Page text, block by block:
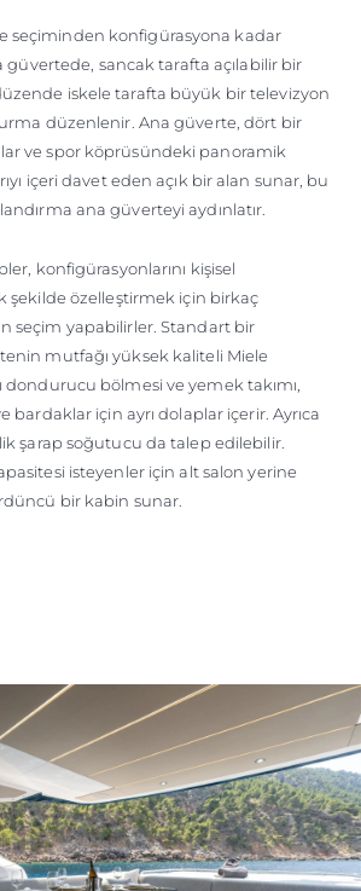
seçiminden konfigürasyona kadar
güvertede, sancak tarafta açılabilir bir
iskele tarafta büyük bir televizyon
düzenlenir. Ana güverte, dört bir
ve spor köprüsündeki panoramik
içeri davet eden açık bir alan sunar, bu
ana güverteyi aydınlatır.
konfigürasyonlarını kişisel
şekilde özelleştirmek için birkaç
seçim yapabilirler. Standart bir
mutfağı yüksek kaliteli Miele
dondurucu bölmesi ve yemek takımı,
bardaklar için ayrı dolaplar içerir. Ayrıca
şarap soğutucu da talep edilebilir.
isteyenler için alt salon yerine
bir kabin sunar.